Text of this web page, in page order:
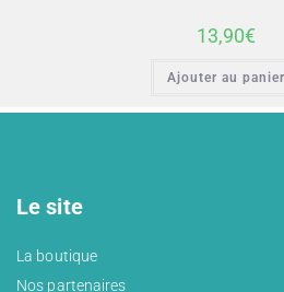
13,90€
Ajouter au panier
Le site
La boutique
Nos partenaires